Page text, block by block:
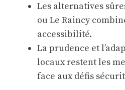
Les alternatives
ou Le Raincy
accessibilité.
La prudence et
locaux restent les
face aux défis